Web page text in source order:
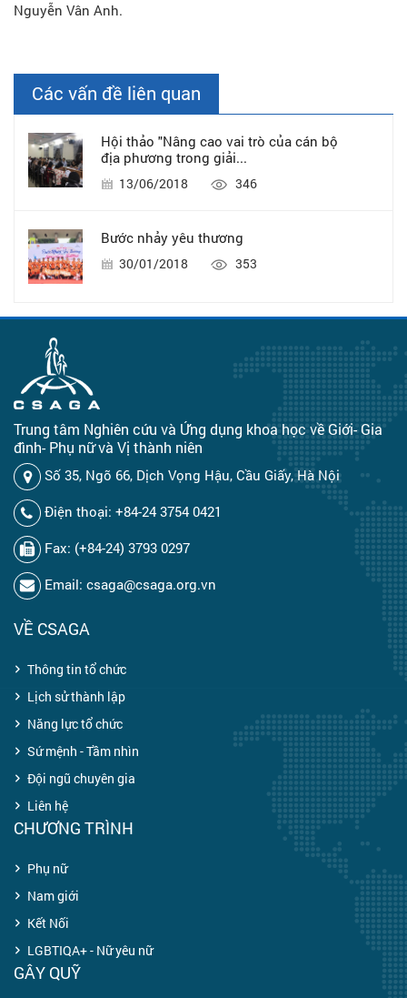
Nguyễn Vân Anh.
Các vấn đề liên quan
Hội thảo "Nâng cao vai trò của cán bộ
địa phương trong giải...
13/06/2018 346
Bước nhảy yêu thương
30/01/2018 353
Trung tâm Nghiên cứu và Ứng dụng khoa học về Giới- Gia
đình- Phụ nữ và Vị thành niên
Số 35, Ngõ 66, Dịch Vọng Hậu, Cầu Giấy, Hà Nội
Điện thoại: +84-24 3754 0421
Fax: (+84-24) 3793 0297
Email: csaga@csaga.org.vn
VỀ CSAGA
Thông tin tổ chức
Lịch sử thành lập
Năng lực tổ chức
Sứ mệnh - Tầm nhìn
Đội ngũ chuyên gia
Liên hệ
CHƯƠNG TRÌNH
Phụ nữ
Nam giới
Kết Nối
LGBTIQA+ - Nữ yêu nữ
GÂY QUỸ